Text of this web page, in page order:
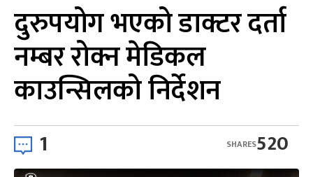
दुरुपयोग भएको डाक्टर दर्ता
नम्बर रोक्न मेडिकल
काउन्सिलको निर्देशन
1 520
SHARES